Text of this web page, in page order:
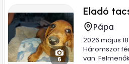
6
Eladó
Pápa
2026 május
Háromszor
van.